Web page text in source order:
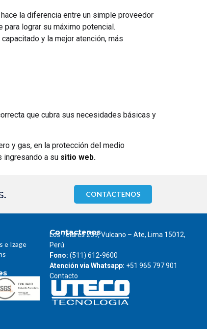
la diferencia entre un simple proveedor
lograr su máximo potencial.
y la mejor atención, más
que cubra sus necesidades básicas y
y gas, en la protección del medio
ingresando a su sitio web.
CONTÁCTENOS
e Izage
Contactenos
Los Telares 239, Vulcano – Ate, Lima 15012,
Perú.
Fono:(511) 612-9600
Atención via Whatsapp: +51 965 797 901
Contacto